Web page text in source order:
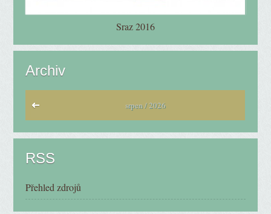
Sraz 2016
Archiv
srpen / 2026
RSS
Přehled zdrojů